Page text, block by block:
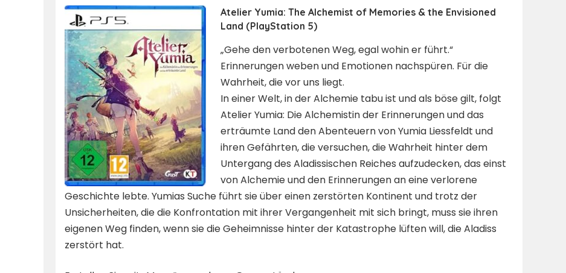
Atelier Yumia: The Alchemist of Memories & the Envisioned
Land (PlayStation 5)
„Gehe den verbotenen Weg, egal wohin er führt.“
Erinnerungen weben und Emotionen nachspüren. Für die
Wahrheit, die vor uns liegt.
In einer Welt, in der Alchemie tabu ist und als böse gilt, folgt
Atelier Yumia: Die Alchemistin der Erinnerungen und das
erträumte Land den Abenteuern von Yumia Liessfeldt und
ihren Gefährten, die versuchen, die Wahrheit hinter dem
Untergang des Aladissischen Reiches aufzudecken, das einst
von Alchemie und den Erinnerungen an eine verlorene
Geschichte lebte. Yumias Suche führt sie über einen zerstörten Kontinent und trotz der
Unsicherheiten, die die Konfrontation mit ihrer Vergangenheit mit sich bringt, muss sie ihren
eigenen Weg finden, wenn sie die Geheimnisse hinter der Katastrophe lüften will, die Aladiss
zerstört hat.